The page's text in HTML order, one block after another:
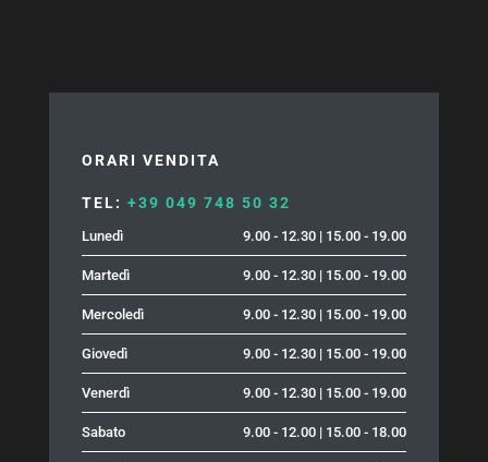
ORARI VENDITA
TEL: +39 049 748 50 32
Lunedì 9.00 - 12.30 | 15.00 - 19.00
Martedì 9.00 - 12.30 | 15.00 - 19.00
Mercoledì 9.00 - 12.30 | 15.00 - 19.00
Giovedì 9.00 - 12.30 | 15.00 - 19.00
Venerdì 9.00 - 12.30 | 15.00 - 19.00
Sabato 9.00 - 12.00 | 15.00 - 18.00